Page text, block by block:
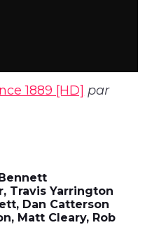
1889 [HD] par
Travis Yarrington
Dan Catterson
Matt Cleary, Rob